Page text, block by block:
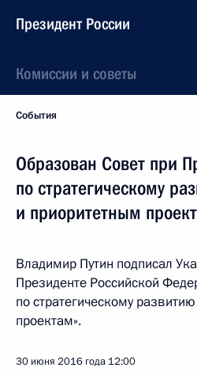
Президент России
Комиссии и советы
События
Образован Совет при
по стратегическому
и приоритетным
Владимир Путин подписал
Президенте Российской
по стратегическому
проектам».
30 июня 2016 года 12:00